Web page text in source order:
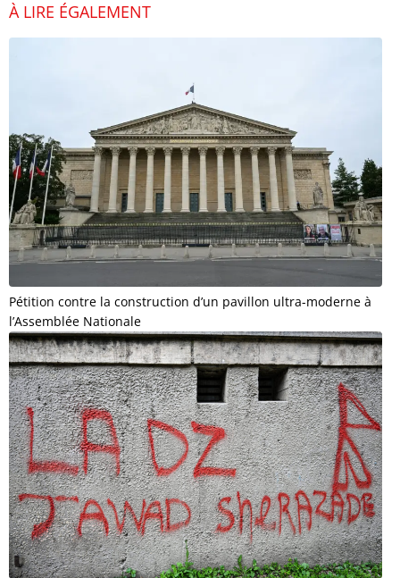
À LIRE ÉGALEMENT
Pétition contre la construction d’un pavillon ultra-moderne à
l’Assemblée Nationale